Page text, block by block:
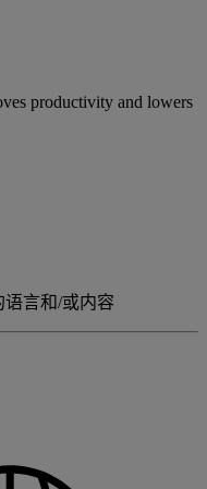
productivity and lowers
语言和/或内容